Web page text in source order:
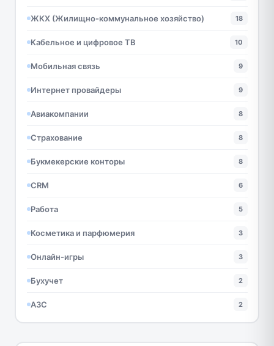
ЖКХ (Жилищно-коммунальное хозяйство) 18
Кабельное и цифровое ТВ 10
Мобильная связь 9
Интернет провайдеры 9
Авиакомпании 8
Страхование 8
Букмекерские конторы 8
CRM 6
Работа 5
Косметика и парфюмерия 3
Онлайн-игры 3
Бухучет 2
АЗС 2